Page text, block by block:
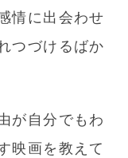
情に出会わせ
つづけるばか
が自分でもわ
映画を教えて